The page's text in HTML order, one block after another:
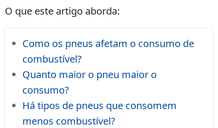
O que este artigo aborda:
Como os pneus afetam o consumo de
combustível?
Quanto maior o pneu maior o
consumo?
Há tipos de pneus que consomem
menos combustível?